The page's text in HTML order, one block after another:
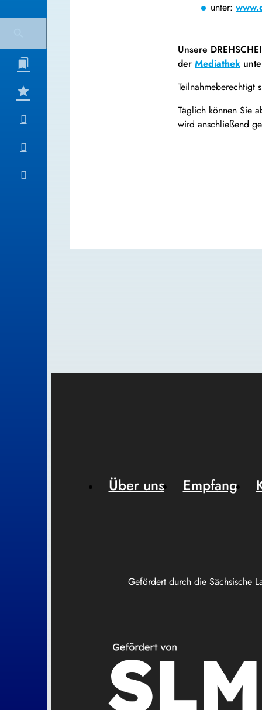
unter:
Unsere
der Mediathek
Teilnahmeberechtigt
Täglich können Sie
wird anschließend
Gefördert durch die Sächsische
Über uns Empfang